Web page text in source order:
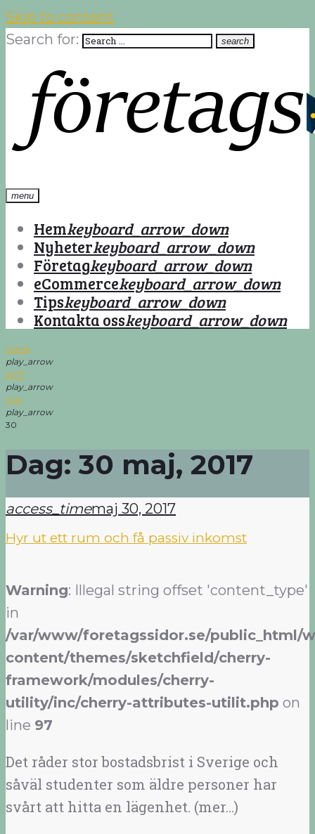
Skip to content
Search for:
search
menu
Hemkeyboard_arrow_down
Nyheterkeyboard_arrow_down
Företagkeyboard_arrow_down
eCommercekeyboard_arrow_down
Tipskeyboard_arrow_down
Kontakta osskeyboard_arrow_down
Home
play_arrow
2017
play_arrow
maj
play_arrow
30
Dag: 30 maj, 2017
access_timemaj 30, 2017
Hyr ut ett rum och få passiv inkomst
Warning: Illegal string offset 'content_type'
in
/var/www/foretagssidor.se/public_html/
content/themes/sketchfield/cherry-
framework/modules/cherry-
utility/inc/cherry-attributes-utilit.php on
line 97
Det råder stor bostadsbrist i Sverige och
såväl studenter som äldre personer har
svårt att hitta en lägenhet. (mer…)